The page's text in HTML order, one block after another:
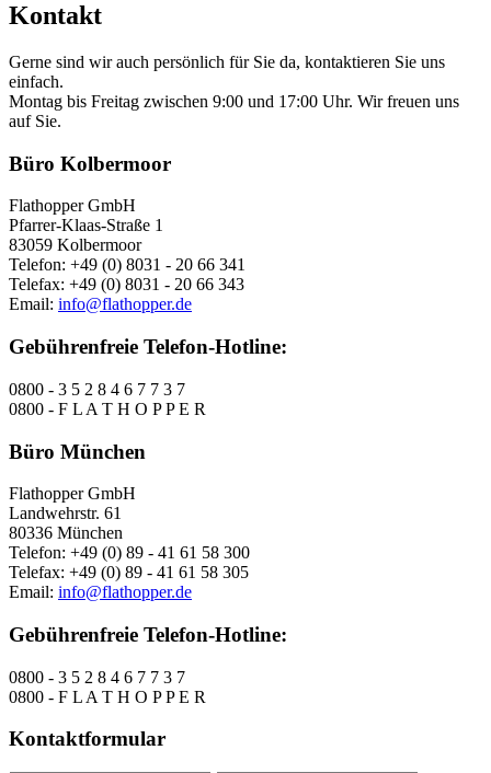
Kontakt
Gerne sind wir auch persönlich für Sie da, kontaktieren Sie uns
einfach.
Montag bis Freitag zwischen 9:00 und 17:00 Uhr. Wir freuen uns
auf Sie.
Büro Kolbermoor
Flathopper GmbH
Pfarrer-Klaas-Straße 1
83059 Kolbermoor
Telefon: +49 (0) 8031 - 20 66 341
Telefax: +49 (0) 8031 - 20 66 343
Email: info@flathopper.de
Gebührenfreie Telefon-Hotline:
0800 - 3 5 2 8 4 6 7 7 3 7
0800 - F L A T H O P P E R
Büro München
Flathopper GmbH
Landwehrstr. 61
80336 München
Telefon: +49 (0) 89 - 41 61 58 300
Telefax: +49 (0) 89 - 41 61 58 305
Email: info@flathopper.de
Gebührenfreie Telefon-Hotline:
0800 - 3 5 2 8 4 6 7 7 3 7
0800 - F L A T H O P P E R
Kontaktformular